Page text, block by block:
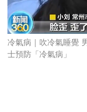
冷氣病｜吹冷氣睡覺
士預防「冷氣病」